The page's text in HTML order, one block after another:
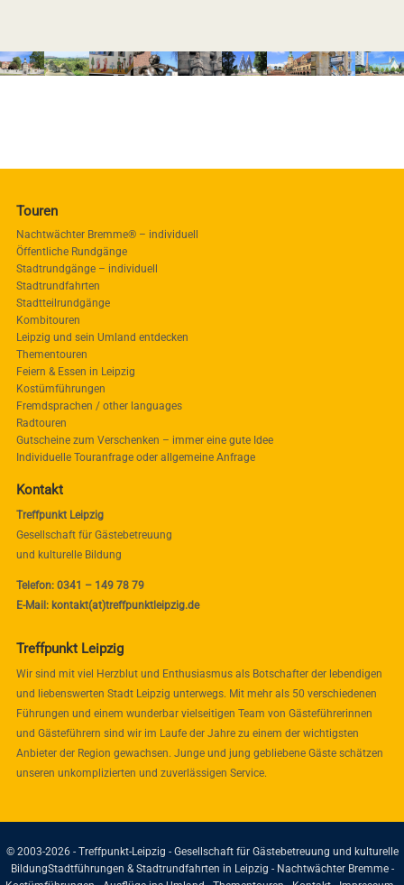
Touren
Nachtwächter Bremme® – individuell
Öffentliche Rundgänge
Stadtrundgänge – individuell
Stadtrundfahrten
Stadtteilrundgänge
Kombitouren
Leipzig und sein Umland entdecken
Thementouren
Feiern & Essen in Leipzig
Kostümführungen
Fremdsprachen / other languages
Radtouren
Gutscheine zum Verschenken – immer eine gute Idee
Individuelle Touranfrage oder allgemeine Anfrage
Kontakt
Treffpunkt Leipzig
Gesellschaft für Gästebetreuung
und kulturelle Bildung
Telefon: 0341 – 149 78 79
E-Mail: kontakt(at)treffpunktleipzig.de
Treffpunkt Leipzig
Wir sind mit viel Herzblut und Enthusiasmus als Botschafter der lebendigen
und liebenswerten Stadt Leipzig unterwegs. Mit mehr als 50 verschiedenen
Führungen und einem wunderbar vielseitigen Team von Gästeführerinnen
und Gästeführern sind wir im Laufe der Jahre zu einem der wichtigsten
Anbieter der Region gewachsen. Junge und jung gebliebene Gäste schätzen
unseren unkomplizierten und zuverlässigen Service.
© 2003-2026 - Treffpunkt-Leipzig - Gesellschaft für Gästebetreuung und kulturelle
BildungStadtführungen & Stadtrundfahrten in Leipzig - Nachtwächter Bremme -